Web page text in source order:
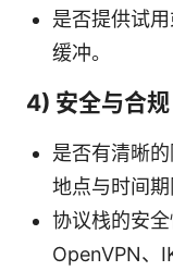
是否提供试
缓冲。
4) 安全与合规
是否有清晰
地点与时间期
协议栈的安
OpenVPN、